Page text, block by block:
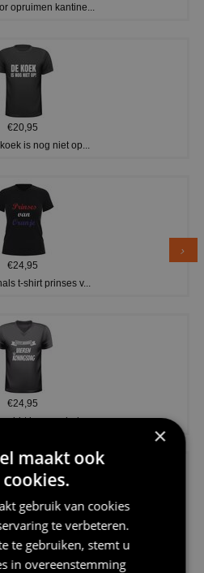
opruimen kantine...
€20,95
is nog niet op...
€24,95
t-shirt prinses v...
€24,95
shirt heren v-hals ...
€24,95
rood wit blauw st...
×
maakt ook
gebruik van cookies
te verbeteren.
te gebruiken, stemt u
in overeenstemming